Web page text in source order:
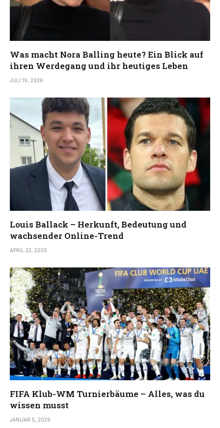
Was macht Nora Balling heute? Ein Blick auf
ihren Werdegang und ihr heutiges Leben
JULI 19, 2026
Louis Ballack – Herkunft, Bedeutung und
wachsender Online-Trend
APRIL 22, 2026
FIFA Klub-WM Turnierbäume – Alles, was du
wissen musst
JANUAR 5, 2026